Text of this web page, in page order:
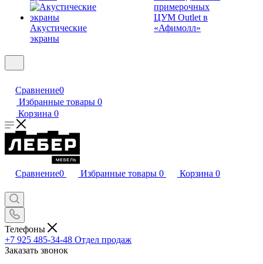
Акустические
экраны
примерочных
ЦУМ Outlet в
«Афимолл»
Сравнение0
Избранные товары 0
Корзина 0
Сравнение0 Избранные товары 0 Корзина 0
Телефоны
+7 925 485-34-48 Отдел продаж
Заказать звонок